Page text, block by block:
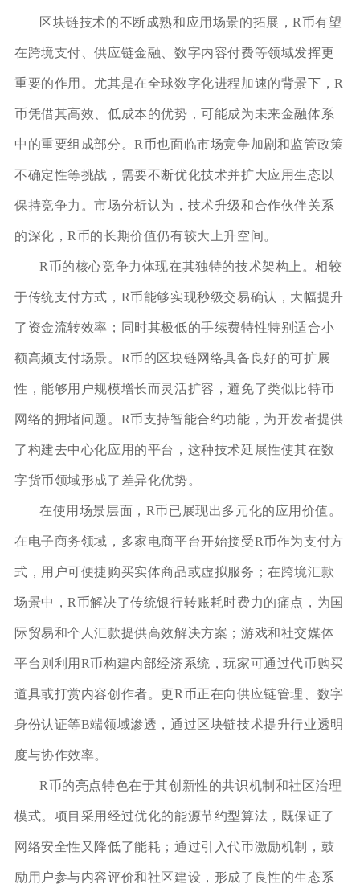
区块链技术的不断成熟和应用场景的拓展，R币有望
在跨境支付、供应链金融、数字内容付费等领域发挥更
重要的作用。尤其是在全球数字化进程加速的背景下，R
币凭借其高效、低成本的优势，可能成为未来金融体系
中的重要组成部分。R币也面临市场竞争加剧和监管政策
不确定性等挑战，需要不断优化技术并扩大应用生态以
保持竞争力。市场分析认为，技术升级和合作伙伴关系
的深化，R币的长期价值仍有较大上升空间。
R币的核心竞争力体现在其独特的技术架构上。相较
于传统支付方式，R币能够实现秒级交易确认，大幅提升
了资金流转效率；同时其极低的手续费特性特别适合小
额高频支付场景。R币的区块链网络具备良好的可扩展
性，能够用户规模增长而灵活扩容，避免了类似比特币
网络的拥堵问题。R币支持智能合约功能，为开发者提供
了构建去中心化应用的平台，这种技术延展性使其在数
字货币领域形成了差异化优势。
在使用场景层面，R币已展现出多元化的应用价值。
在电子商务领域，多家电商平台开始接受R币作为支付方
式，用户可便捷购买实体商品或虚拟服务；在跨境汇款
场景中，R币解决了传统银行转账耗时费力的痛点，为国
际贸易和个人汇款提供高效解决方案；游戏和社交媒体
平台则利用R币构建内部经济系统，玩家可通过代币购买
道具或打赏内容创作者。更R币正在向供应链管理、数字
身份认证等B端领域渗透，通过区块链技术提升行业透明
度与协作效率。
R币的亮点特色在于其创新性的共识机制和社区治理
模式。项目采用经过优化的能源节约型算法，既保证了
网络安全性又降低了能耗；通过引入代币激励机制，鼓
励用户参与内容评价和社区建设，形成了良性的生态系